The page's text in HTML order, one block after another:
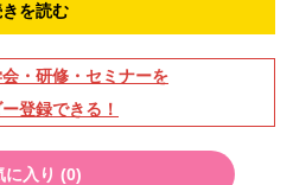
を読む
・研修・セミナーを
登録できる！
に入り (0)